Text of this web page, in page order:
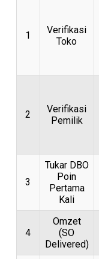
1
Verifikasi
Toko
2
Verifikasi
Pemilik
3
Tukar DBO
Poin
Pertama
Kali
4
Omzet
(SO
Delivered)